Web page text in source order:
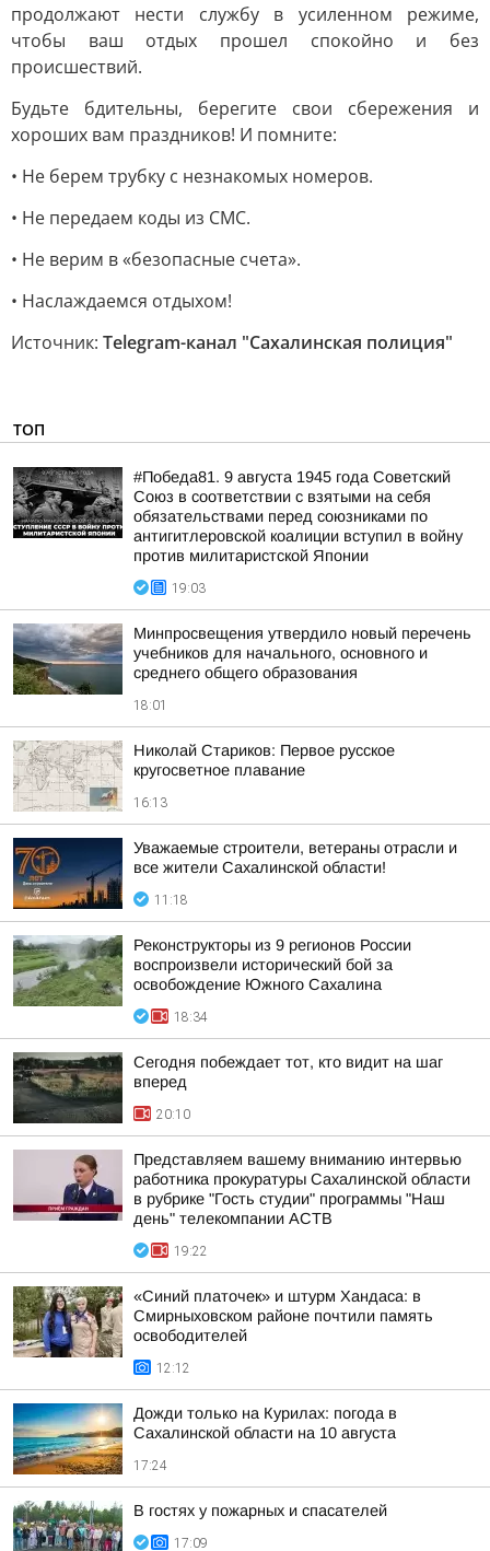
продолжают нести службу в усиленном режиме,
чтобы ваш отдых прошел спокойно и без
происшествий.
Будьте бдительны, берегите свои сбережения и
хороших вам праздников! И помните:
• Не берем трубку с незнакомых номеров.
• Не передаем коды из СМС.
• Не верим в «безопасные счета».
• Наслаждаемся отдыхом!
Источник: Telegram-канал "Сахалинская полиция"
ТОП
#Победа81. 9 августа 1945 года Советский
Союз в соответствии с взятыми на себя
обязательствами перед союзниками по
антигитлеровской коалиции вступил в войну
против милитаристской Японии
19:03
Минпросвещения утвердило новый перечень
учебников для начального, основного и
среднего общего образования
18:01
Николай Стариков: Первое русское
кругосветное плавание
16:13
Уважаемые строители, ветераны отрасли и
все жители Сахалинской области!
11:18
Реконструкторы из 9 регионов России
воспроизвели исторический бой за
освобождение Южного Сахалина
18:34
Сегодня побеждает тот, кто видит на шаг
вперед
20:10
Представляем вашему вниманию интервью
работника прокуратуры Сахалинской области
в рубрике "Гость студии" программы "Наш
день" телекомпании АСТВ
19:22
«Синий платочек» и штурм Хандаса: в
Смирныховском районе почтили память
освободителей
12:12
Дожди только на Курилах: погода в
Сахалинской области на 10 августа
17:24
В гостях у пожарных и спасателей
17:09